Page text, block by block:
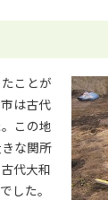
ことが
は古代
この地
な関所
代大和
した。